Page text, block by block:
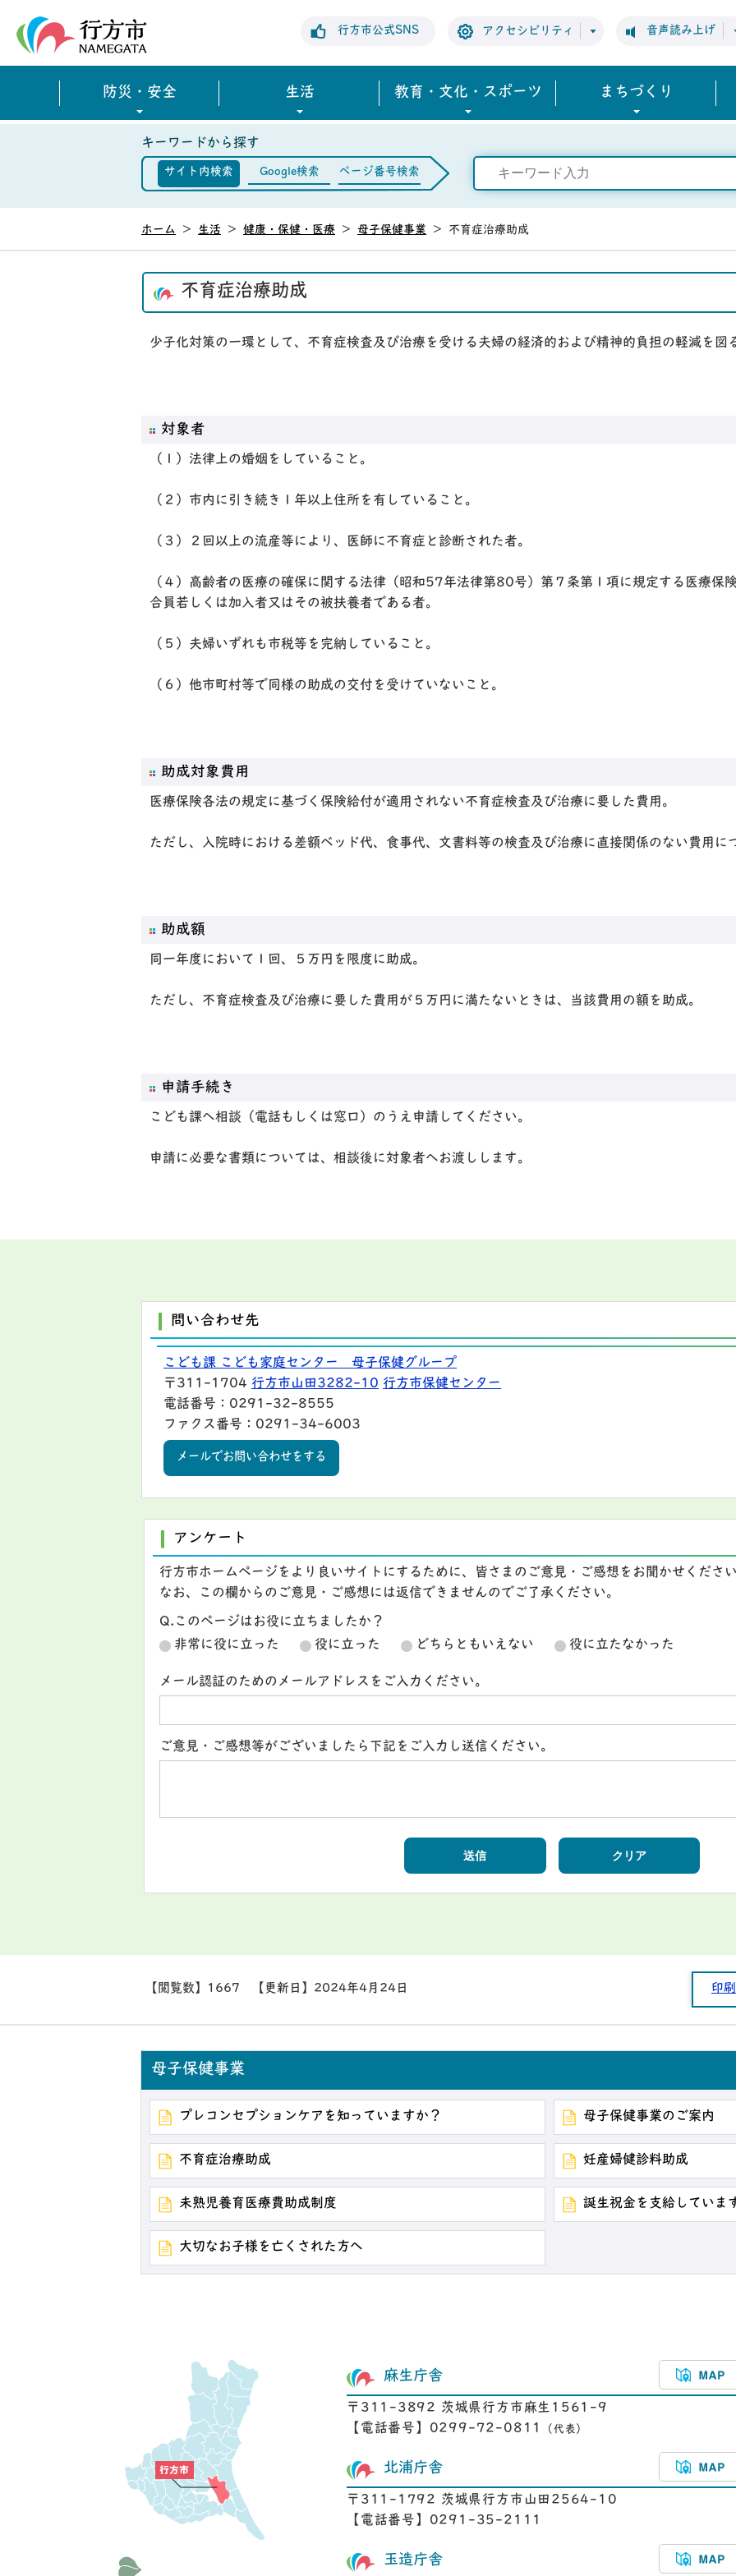
行方市公式SNS アクセシビリティ 音声読み上げ
防災・安全 生活 教育・文化・スポーツ まちづくり
キーワードから探す
サイト内検索 Google検索 ページ番号検索
ホーム > 生活 > 健康・保健・医療 > 母子保健事業 > 不育症治療助成
不育症治療助成
少子化対策の一環として、不育症検査及び治療を受ける夫婦の経済的および精神的負担の軽減を図
対象者
（１）法律上の婚姻をしていること。
（２）市内に引き続き１年以上住所を有していること。
（３）２回以上の流産等により、医師に不育症と診断された者。
（４）高齢者の医療の確保に関する法律（昭和57年法律第80号）第７条第１項に規定する医療保
合員若しくは加入者又はその被扶養者である者。
（５）夫婦いずれも市税等を完納していること。
（６）他市町村等で同様の助成の交付を受けていないこと。
助成対象費用
医療保険各法の規定に基づく保険給付が適用されない不育症検査及び治療に要した費用。
ただし、入院時における差額ベッド代、食事代、文書料等の検査及び治療に直接関係のない費用に
助成額
同一年度において１回、５万円を限度に助成。
ただし、不育症検査及び治療に要した費用が５万円に満たないときは、当該費用の額を助成。
申請手続き
こども課へ相談（電話もしくは窓口）のうえ申請してください。
申請に必要な書類については、相談後に対象者へお渡しします。
問い合わせ先
こども課 こども家庭センター 母子保健グループ
〒311-1704 行方市山田3282-10 行方市保健センター
電話番号：0291-32-8555
ファクス番号：0291-34-6003
メールでお問い合わせをする
アンケート
行方市ホームページをより良いサイトにするために、皆さまのご意見・ご感想をお聞かせくださ
なお、この欄からのご意見・ご感想には返信できませんのでご了承ください。
Q.このページはお役に立ちましたか？
非常に役に立った
役に立った どちらともいえない 役に立たなかった
メール認証のためのメールアドレスをご入力ください。
ご意見・ご感想等がございましたら下記をご入力し送信ください。
【閲覧数】 1667 【更新日】 2024年4月24日 印
母子保健事業
プレコンセプションケアを知っていますか？ 母子保健事業のご案内
不育症治療助成 妊産婦健診料助成
未熟児養育医療費助成制度 誕生祝金を支給していま
大切なお子様を亡くされた方へ
麻生庁舎
〒311-3892 茨城県行方市麻生1561-9
【電話番号】0299-72-0811
（代表）
北浦庁舎
〒311-1792 茨城県行方市山田2564-10
【電話番号】0291-35-2111
玉造庁舎